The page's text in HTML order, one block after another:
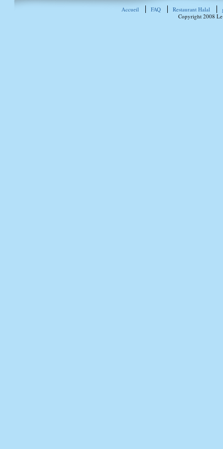
Accueil FAQ Restaurant Halal
Copyright 2008